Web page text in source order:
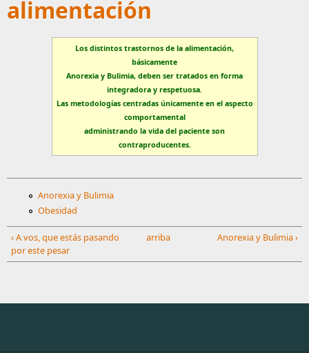
alimentación
Los distintos trastornos de la alimentación,
básicamente
Anorexia y Bulimia, deben ser tratados en forma
integradora y respetuosa.
Las metodologías centradas únicamente en el aspecto
comportamental
administrando la vida del paciente son
contraproducentes.
Anorexia y Bulimia
Obesidad
‹ A vos, que estás pasando
por este pesar
arriba Anorexia y Bulimia ›